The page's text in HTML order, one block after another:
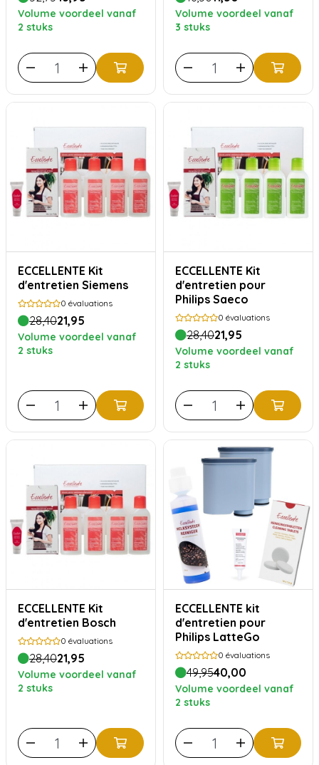
pour machines à café
Volume voordeel vanaf
2 stuks
Volume voordeel vanaf
3 stuks
ECCELLENTE Kit
d'entretien Siemens
0 évaluations
28,4021,95
Volume voordeel vanaf
2 stuks
ECCELLENTE Kit
d'entretien pour
Philips Saeco
0 évaluations
28,4021,95
Volume voordeel vanaf
2 stuks
ECCELLENTE Kit
d'entretien Bosch
0 évaluations
28,4021,95
Volume voordeel vanaf
2 stuks
ECCELLENTE kit
d'entretien pour
Philips LatteGo
0 évaluations
49,9540,00
Volume voordeel vanaf
2 stuks